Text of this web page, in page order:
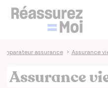
assurance > Assurance
Assurance